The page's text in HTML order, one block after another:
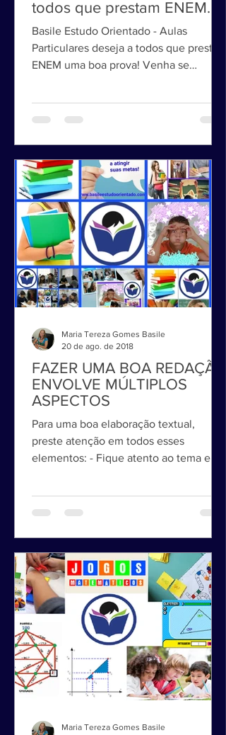
A Basile Estudo Orientado -
Aulas Particulares deseja a
todos que prestam ENEM
uma boa prova!
Basile Estudo Orientado - Aulas
preparar aqui para o ENEM, FUVEST...
FAZER UMA BOA REDAÇÃO
ENVOLVE MÚLTIPLOS
ASPECTOS
Para uma boa elaboração textual,
estilo de redação proposto, que...
Maria Tereza Gomes Basile
20 de ago. de 2018